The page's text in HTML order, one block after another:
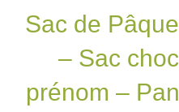
Sac de
– Sac
prénom –